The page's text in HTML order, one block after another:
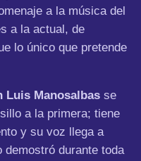
a la música del
a la actual, de
lo único que pretende
Luis Manosalbas se
a la primera; tiene
y su voz llega a
durante toda